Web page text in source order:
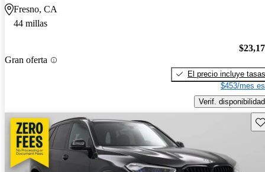
Fresno, CA
44 millas
Gran oferta
El precio incluye tasas
$453/mes
Verif. disponibilidad